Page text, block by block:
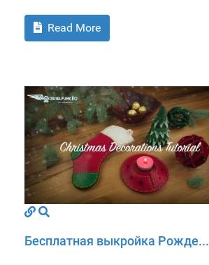
Read More
Бесплатная выкройка Рожде...